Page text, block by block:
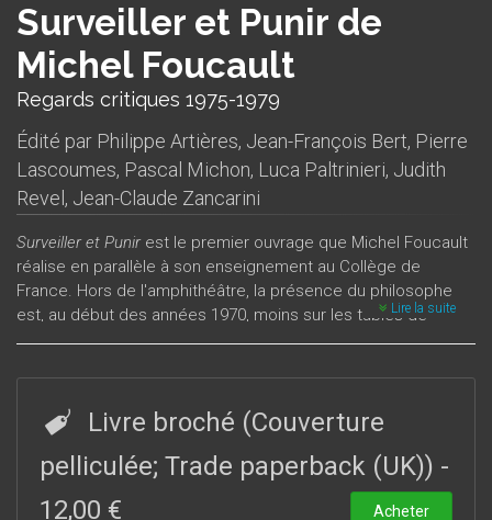
Surveiller et Punir de
Michel Foucault
Regards critiques 1975-1979
Édité par Philippe Artières, Jean-François Bert, Pierre
Lascoumes, Pascal Michon, Luca Paltrinieri, Judith
Revel , Jean-Claude Zancarini
Surveiller et Punirest le premier ouvrage que Michel Foucault
réalise en parallèle à son enseignement au Collège de
France. Hors de l'amphithéâtre, la présence du philosophe
est, au début des années 1970, moins sur les tables de
librairies que dans l’actualité, en particulier avec le GIP
succès immédiat, réson- nant avec une actualité politique et
sociale encore fortement marquée par les événements de
1968. Un succès qui réside dans la capacité de Michel
Foucault à tenir ensemble, et pour la première fois, un travail
de la pensée et une attention au contemporain relevant d’une
Lire la suite
Livre broché (Couverture
pelliculée; Trade paperback (UK)) -
12,00 €
Acheter